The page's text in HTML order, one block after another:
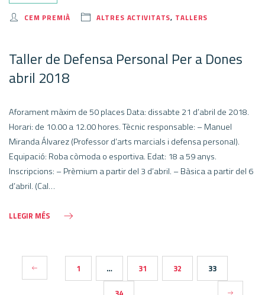
CEM PREMIÀ ALTRES ACTIVITATS, TALLERS
Taller de Defensa Personal Per a Dones
abril 2018
Aforament màxim de 50 places Data: dissabte 21 d’abril de 2018.
Horari: de 10.00 a 12.00 hores. Tècnic responsable: – Manuel
Miranda Álvarez (Professor d’arts marcials i defensa personal).
Equipació: Roba còmoda o esportiva. Edat: 18 a 59 anys.
Inscripcions: – Prèmium a partir del 3 d’abril. – Bàsica a partir del 6
d’abril. (Cal…
LLEGIR MÉS
NAVEGACIÓN
1 … 31 32 33